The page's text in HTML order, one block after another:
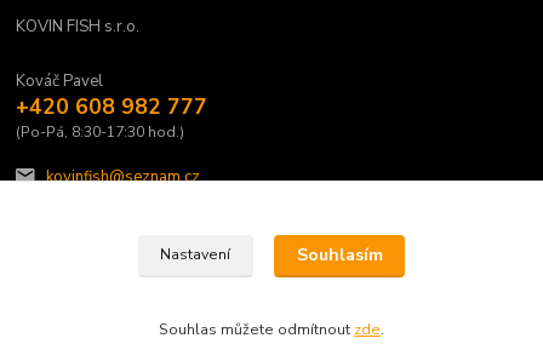
KOVIN FISH s.r.o.
Kováč Pavel
+420 608 982 777
(Po-Pá, 8:30-17:30 hod.)
kovinfish@seznam.cz
Nastavení Souhlasím
Souhlas můžete odmítnout zde.